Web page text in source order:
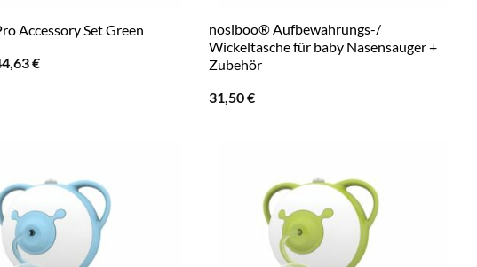
Accessory Set Green
Preis
€Aktueller
nosiboo® Aufbewahrungs-/
Wickeltasche für baby Nasensauger +
Zubehör
31,50€